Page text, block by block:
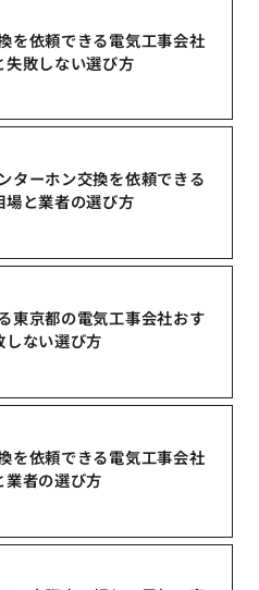
を依頼できる電気工事会社
敗しない選び方
ターホン交換を依頼できる
と業者の選び方
東京都の電気工事会社おす
ない選び方
を依頼できる電気工事会社
者の選び方